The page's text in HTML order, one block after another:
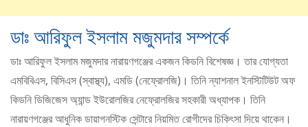
ডাঃ আরিফুল ইসলাম মজুমদার সম্পর্কে
ডাঃ আরিফুল ইসলাম মজুমদার নারায়ণগঞ্জের একজন কিডনি বিশেষজ্ঞ। তার যোগ্যতা
এমবিবিএস, বিসিএস (স্বাস্থ্য), এমডি (নেফ্রোলজি)। তিনি ন্যাশনাল ইনস্টিটিউট অফ
কিডনি ডিজিজেস অ্যান্ড ইউরোলজির নেফ্রোলজির সহকারী অধ্যাপক। তিনি
নারায়ণগঞ্জের আধুনিক ডায়াগনস্টিক সেন্টারে নিয়মিত রোগীদের চিকিৎসা দিয়ে থাকেন।